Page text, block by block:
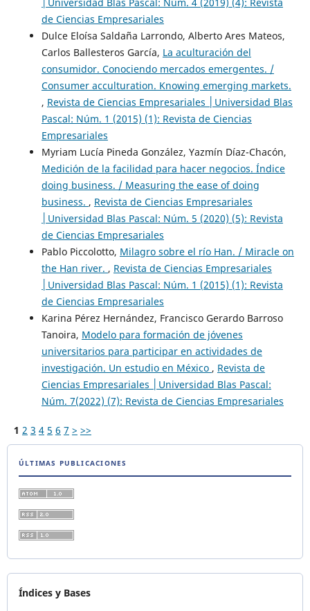
│Universidad Blas Pascal: Núm. 4 (2019) (4): Revista
de Ciencias Empresariales
Dulce Eloísa Saldaña Larrondo, Alberto Ares Mateos,
Carlos Ballesteros García, La aculturación del
consumidor. Conociendo mercados emergentes. /
Consumer acculturation. Knowing emerging markets.
, Revista de Ciencias Empresariales │Universidad Blas
Pascal: Núm. 1 (2015) (1): Revista de Ciencias
Empresariales
Myriam Lucía Pineda González, Yazmín Díaz-Chacón,
Medición de la facilidad para hacer negocios. Índice
doing business. / Measuring the ease of doing
business. , Revista de Ciencias Empresariales
│Universidad Blas Pascal: Núm. 5 (2020) (5): Revista
de Ciencias Empresariales
Pablo Piccolotto, Milagro sobre el río Han. / Miracle on
the Han river. , Revista de Ciencias Empresariales
│Universidad Blas Pascal: Núm. 1 (2015) (1): Revista
de Ciencias Empresariales
Karina Pérez Hernández, Francisco Gerardo Barroso
Tanoira, Modelo para formación de jóvenes
universitarios para participar en actividades de
investigación. Un estudio en México , Revista de
Ciencias Empresariales │Universidad Blas Pascal:
Núm. 7(2022) (7): Revista de Ciencias Empresariales
1 2 3 4 5 6 7 > >>
ÚLTIMAS PUBLICACIONES
Índices y Bases